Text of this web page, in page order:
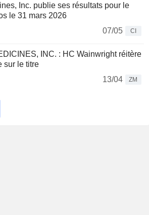
Inc. publie ses résultats pour le
le 31 mars 2026
07/05
CI
INC. : HC Wainwright réitère
sur le titre
13/04
ZM